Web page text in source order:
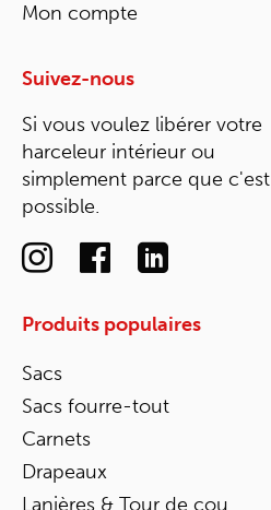
Mon compte
Suivez-nous
Si vous voulez libérer votre
harceleur intérieur ou
simplement parce que c'est
possible.
Produits populaires
Sacs
Sacs fourre-tout
Carnets
Drapeaux
Lanières & Tour de cou